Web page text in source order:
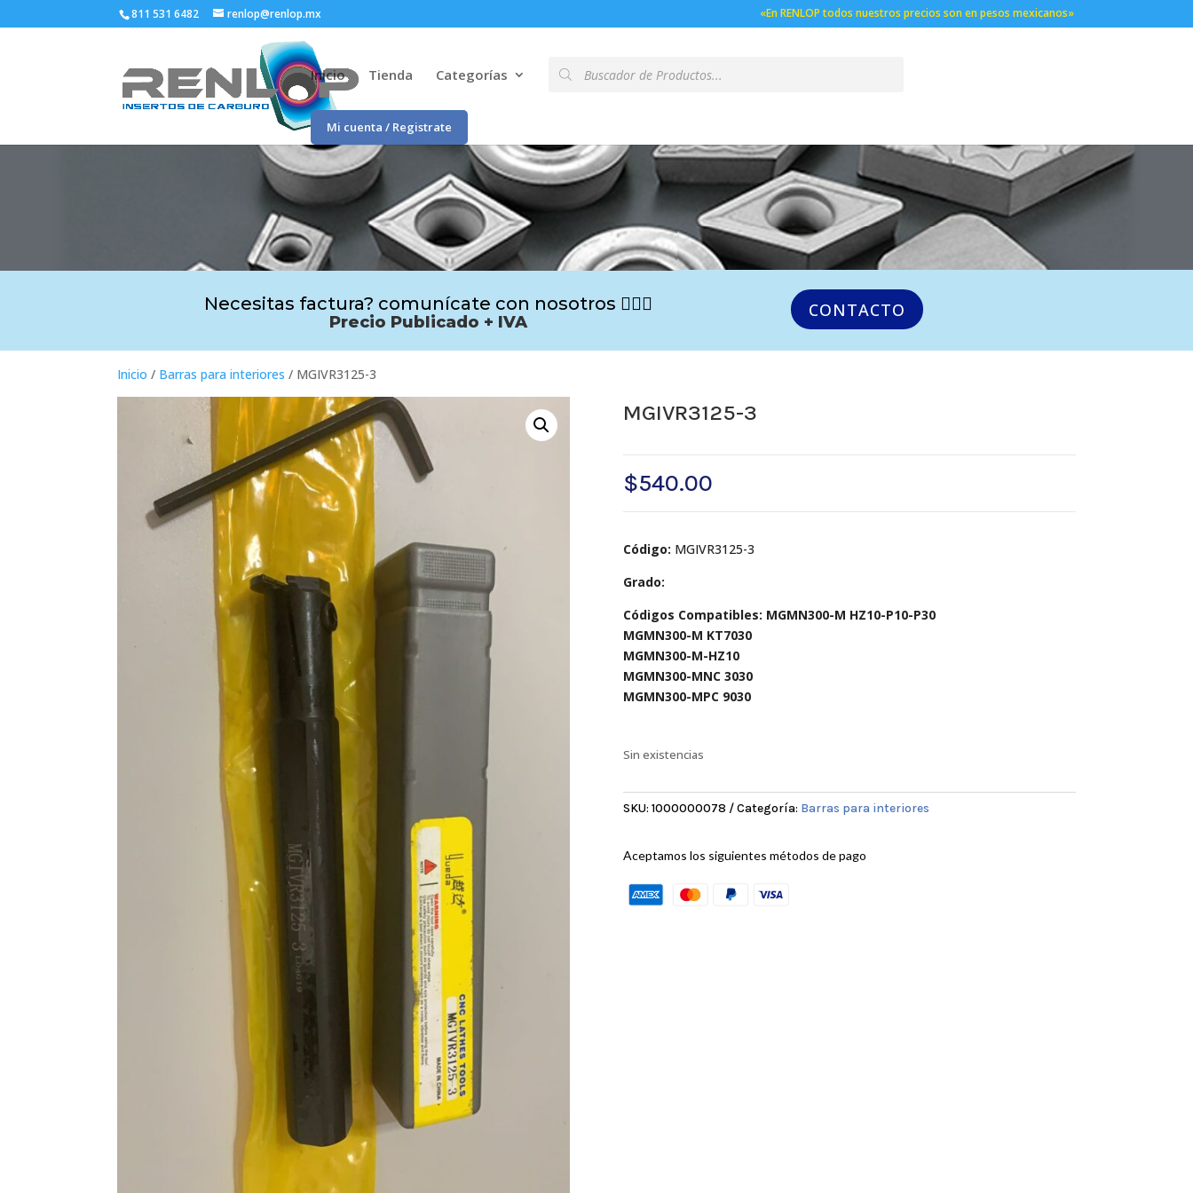
811 531 6482 renlop@renlop.mx «En RENLOP todos nuestros precios son en pesos mexicanos»
Inicio Tienda Categorías de
productos
Mi cuenta / Registrate
Necesitas factura? comunícate con nosotros 🙋🏻‍♂️
Precio Publicado + IVA
CONTACTO
Inicio / Barras para interiores / MGIVR3125-3
MGIVR3125-3
$540.00
Código: MGIVR3125-3
Grado:
Códigos Compatibles: MGMN300-M HZ10-P10-P30
MGMN300-M KT7030
MGMN300-M-HZ10
MGMN300-MNC 3030
MGMN300-MPC 9030
Sin existencias
SKU: 1000000078 Categoría: Barras para interiores
Aceptamos los siguientes métodos de pago